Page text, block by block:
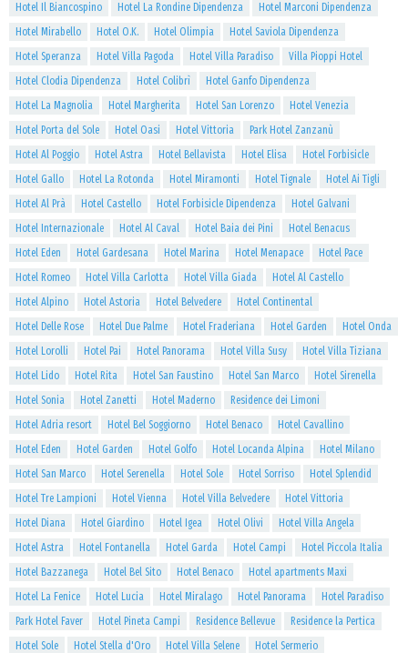
Hotel Il Biancospino
Hotel La Rondine Dipendenza
Hotel Marconi Dipendenza
Hotel Mirabello
Hotel O.K. Hotel Olimpia
Hotel Saviola Dipendenza
Hotel Speranza
Hotel Villa Pagoda Hotel Villa Paradiso
Villa Pioppi Hotel
Hotel Clodia Dipendenza
Hotel Colibrì
Hotel Ganfo Dipendenza
Hotel La Magnolia
Hotel Margherita Hotel San Lorenzo
Hotel Venezia
Hotel Porta del Sole
Hotel Oasi Hotel Vittoria
Park Hotel Zanzanù
Hotel Al Poggio
Hotel Astra Hotel Bellavista Hotel Elisa
Hotel Forbisicle
Hotel Gallo
Hotel La Rotonda Hotel Miramonti Hotel Tignale
Hotel Ai Tigli
Hotel Al Prà
Hotel Castello Hotel Forbisicle Dipendenza
Hotel Galvani
Hotel Internazionale
Hotel Al Caval Hotel Baia dei Pini
Hotel Benacus
Hotel Eden
Hotel Gardesana Hotel Marina Hotel Menapace
Hotel Pace
Hotel Romeo
Hotel Villa Carlotta Hotel Villa Giada
Hotel Al Castello
Hotel Alpino
Hotel Astoria Hotel Belvedere
Hotel Continental
Hotel Delle Rose
Hotel Due Palme Hotel Fraderiana Hotel Garden
Hotel Onda
Hotel Lorolli
Hotel Pai Hotel Panorama Hotel Villa Susy
Hotel Villa Tiziana
Hotel Lido
Hotel Rita Hotel San Faustino Hotel San Marco
Hotel Sirenella
Hotel Sonia
Hotel Zanetti Hotel Maderno
Residence dei Limoni
Hotel Adria resort
Hotel Bel Soggiorno Hotel Benaco
Hotel Cavallino
Hotel Eden
Hotel Garden Hotel Golfo Hotel Locanda Alpina
Hotel Milano
Hotel San Marco
Hotel Serenella Hotel Sole Hotel Sorriso
Hotel Splendid
Hotel Tre Lampioni
Hotel Vienna Hotel Villa Belvedere
Hotel Vittoria
Hotel Diana
Hotel Giardino Hotel Igea Hotel Olivi
Hotel Villa Angela
Hotel Astra
Hotel Fontanella Hotel Garda Hotel Campi
Hotel Piccola Italia
Hotel Bazzanega
Hotel Bel Sito Hotel Benaco
Hotel apartments Maxi
Hotel La Fenice
Hotel Lucia Hotel Miralago Hotel Panorama
Hotel Paradiso
Park Hotel Faver
Hotel Pineta Campi Residence Bellevue
Residence la Pertica
Hotel Sole
Hotel Stella d'Oro Hotel Villa Selene
Hotel Sermerio